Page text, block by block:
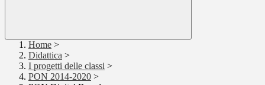
Home >
Didattica >
I progetti delle classi >
PON 2014-2020 >